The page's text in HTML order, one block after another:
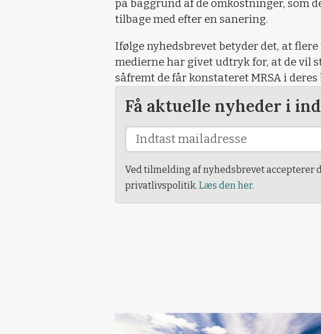
på baggrund af de omkostninger, som
tilbage med efter en sanering.
Ifølge nyhedsbrevet betyder det, at
medierne har givet udtryk for, at de vil
såfremt de får konstateret MRSA i
Få aktuelle nyheder i
Ved tilmelding af nyhedsbrevet accepterer
privatlivspolitik. Læs den her.